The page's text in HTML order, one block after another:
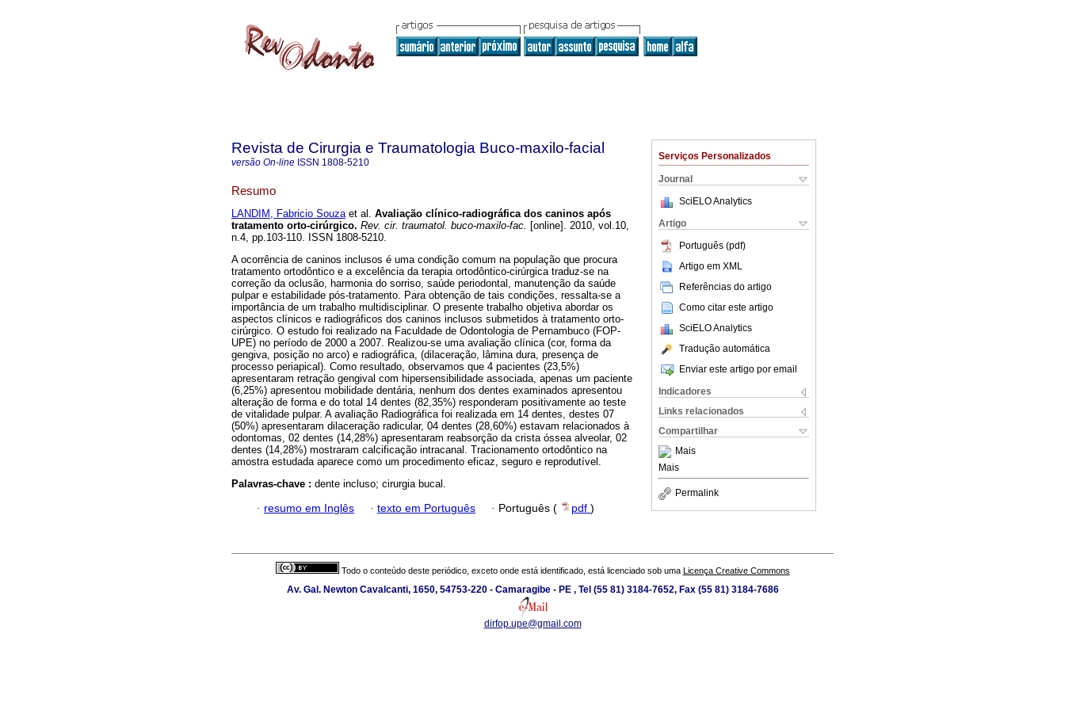
Serviços Personalizados
Journal
SciELO Analytics
Artigo
Português (pdf)
Artigo em XML
Referências do artigo
Como citar este artigo
SciELO Analytics
Tradução automática
Enviar este artigo por email
Indicadores
Links relacionados
Compartilhar
Mais
Mais
Permalink
Revista de Cirurgia e Traumatologia Buco-maxilo-facial
versão On-line ISSN 1808-5210
Resumo
LANDIM, Fabricio Souzaet al. Avaliação clínico-radiográfica dos caninos após
tratamento orto-cirúrgico. Rev. cir. traumatol. buco-maxilo-fac. [online]. 2010, vol.10,
n.4, pp.103-110. ISSN 1808-5210.
A ocorrência de caninos inclusos é uma condição comum na população que procura
tratamento ortodôntico e a excelência da terapia ortodôntico-cirúrgica traduz-se na
correção da oclusão, harmonia do sorriso, saúde periodontal, manutenção da saúde
pulpar e estabilidade pós-tratamento. Para obtenção de tais condições, ressalta-se a
importância de um trabalho multidisciplinar. O presente trabalho objetiva abordar os
aspectos clínicos e radiográficos dos caninos inclusos submetidos à tratamento orto-
cirúrgico. O estudo foi realizado na Faculdade de Odontologia de Pernambuco (FOP-
UPE) no período de 2000 a 2007. Realizou-se uma avaliação clínica (cor, forma da
gengiva, posição no arco) e radiográfica, (dilaceração, lâmina dura, presença de
processo periapical). Como resultado, observamos que 4 pacientes (23,5%)
apresentaram retração gengival com hipersensibilidade associada, apenas um paciente
(6,25%) apresentou mobilidade dentária, nenhum dos dentes examinados apresentou
alteração de forma e do total 14 dentes (82,35%) responderam positivamente ao teste
de vitalidade pulpar. A avaliação Radiográfica foi realizada em 14 dentes, destes 07
(50%) apresentaram dilaceração radicular, 04 dentes (28,60%) estavam relacionados à
odontomas, 02 dentes (14,28%) apresentaram reabsorção da crista óssea alveolar, 02
dentes (14,28%) mostraram calcificação intracanal. Tracionamento ortodôntico na
amostra estudada aparece como um procedimento eficaz, seguro e reprodutível.
Palavras-chave : dente incluso; cirurgia bucal.
· resumo em Inglês · texto em Português · Português ( pdf )
Todo o conteúdo deste periódico, exceto onde está identificado, está licenciado sob uma Licença Creative Commons
Av. Gal. Newton Cavalcanti, 1650, 54753-220 - Camaragibe - PE , Tel (55 81) 3184-7652, Fax (55 81) 3184-7686
dirfop.upe@gmail.com